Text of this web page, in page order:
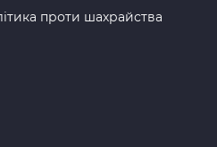
проти шахрайства